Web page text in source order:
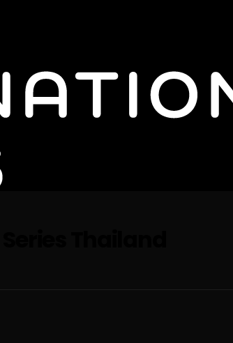
Thailand